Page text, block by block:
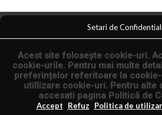
Comert Si Magazine Magazin
Anunturi Online
Arta
© 2026 - Articole Seo si
Articol.co.ro
Setari de
Acest site folosește cookie-uri.
cookie-urile. Pentru mai multe
preferințelor referitoare la
utillizare cookie-uri. Pentru alte
accesati pagina Politică de
Accept Refuz Politica de